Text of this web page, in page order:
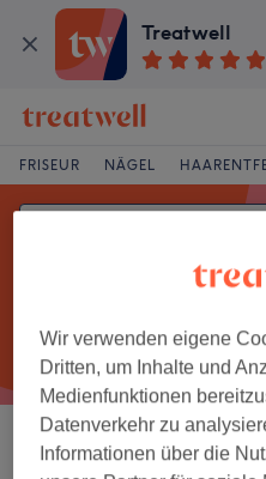
Treatwell
FRISEUR NÄGEL
Sortieren nach
Wir verwenden eigene
Dritten, um Inhalte und
Medienfunktionen
Datenverkehr zu
Informationen über die